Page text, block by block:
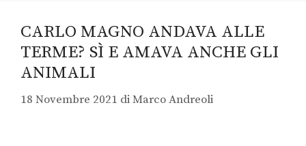
CARLO MAGNO ANDAVA ALLE
TERME? SÌ E AMAVA ANCHE GLI
ANIMALI
18 Novembre 2021 diMarco Andreoli